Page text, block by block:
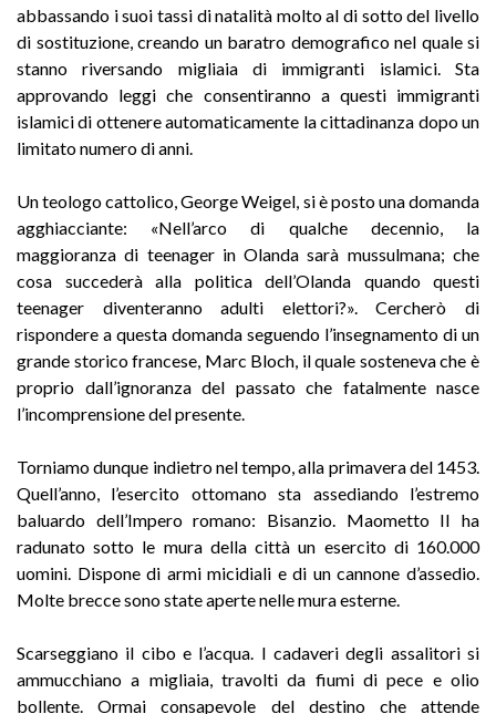
abbassando i suoi tassi di natalità molto al di sotto del livello
di sostituzione, creando un baratro demografico nel quale si
stanno riversando migliaia di immigranti islamici. Sta
approvando leggi che consentiranno a questi immigranti
islamici di ottenere automaticamente la cittadinanza dopo un
limitato numero di anni.
Un teologo cattolico, George Weigel, si è posto una domanda
agghiacciante: «Nell’arco di qualche decennio, la
maggioranza di teenager in Olanda sarà mussulmana; che
cosa succederà alla politica dell’Olanda quando questi
teenager diventeranno adulti elettori?». Cercherò di
rispondere a questa domanda seguendo l’insegnamento di un
grande storico francese, Marc Bloch, il quale sosteneva che è
proprio dall’ignoranza del passato che fatalmente nasce
l’incomprensione del presente.
Torniamo dunque indietro nel tempo, alla primavera del 1453.
Quell’anno, l’esercito ottomano sta assediando l’estremo
baluardo dell’Impero romano: Bisanzio. Maometto II ha
radunato sotto le mura della città un esercito di 160.000
uomini. Dispone di armi micidiali e di un cannone d’assedio.
Molte brecce sono state aperte nelle mura esterne.
Scarseggiano il cibo e l’acqua. I cadaveri degli assalitori si
ammucchiano a migliaia, travolti da fiumi di pece e olio
bollente. Ormai consapevole del destino che attende